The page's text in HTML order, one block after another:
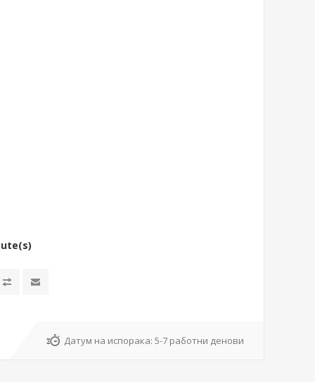
Датум на испорака: 5-7 работни денови